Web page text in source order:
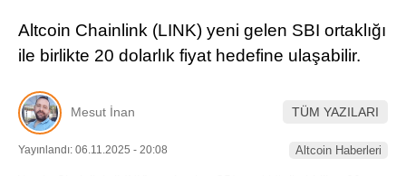
Telegram
Altcoin Chainlink (LINK) yeni gelen SBI ortaklığı
ile birlikte 20 dolarlık fiyat hedefine ulaşabilir.
Mesut İnan TÜM YAZILARI
Yayınlandı: 06.11.2025 - 20:08 Altcoin Haberleri